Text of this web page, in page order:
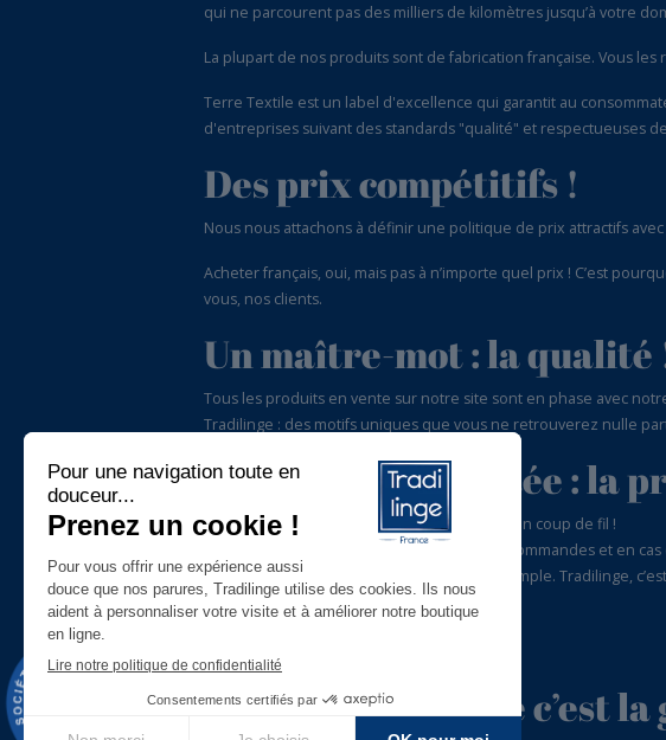
qui ne parcourent pas des milliers de kilomètres jusqu’à votre
La plupart de nos produits sont de fabrication française. Vous
Terre Textile est un label d'excellence qui garantit au
d'entreprises suivant des standards "qualité" et respectueuses
Des prix compétitifs !
Nous nous attachons à définir une politique de prix attractifs
Acheter français, oui, mais pas à n’importe quel prix ! C’est
vous, nos clients.
Un maître-mot : la qualité
Tous les produits en vente sur notre site sont en phase avec
Tradilinge : des motifs uniques que vous ne retrouverez nulle
Notre valeur ajoutée : la
Pour nous contacter, rien de plus simple qu’un coup de fil !
Une équipe est dédiée au bon suivi de vos commandes et en
êtes perdus dans le choix des tailles par exemple. Tradilinge,
Acheter Tradilinge c’est